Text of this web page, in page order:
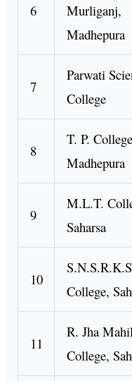
6
Murliganj,
Madhepura
7
Parwati
College
8
T. P.
Madhepura
9
M.L.T.
Saharsa
10
College,
11
R. Jha
College,